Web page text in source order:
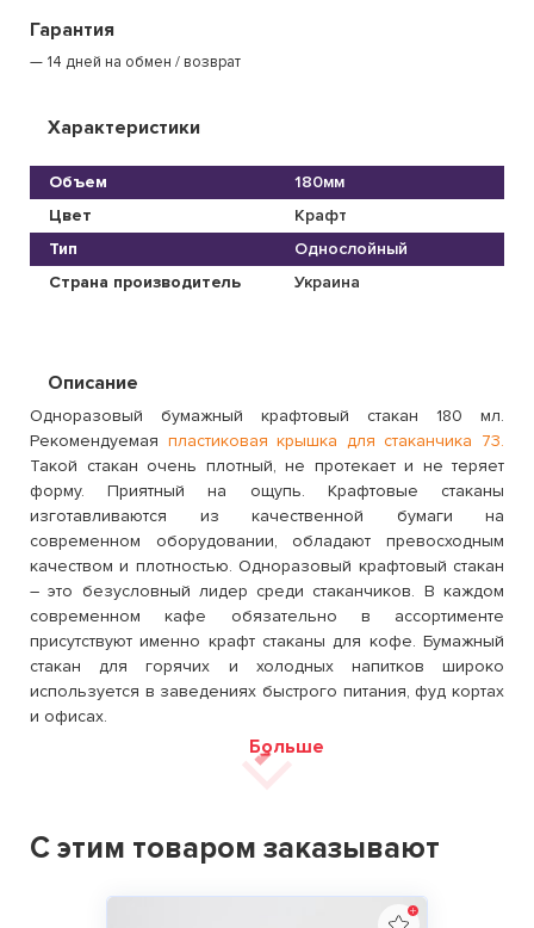
Гарантия
14 дней на обмен / возврат
Характеристики
Объем
180мм
Цвет
Крафт
Тип
Однослойный
Страна производитель
Украина
Описание
Одноразовый бумажный крафтовый стакан 180 мл.
Рекомендуемая пластиковая крышка для стаканчика 73.
Такой стакан очень плотный, не протекает и не теряет
форму. Приятный на ощупь. Крафтовые стаканы
изготавливаются из качественной бумаги на
современном оборудовании, обладают превосходным
качеством и плотностью. Одноразовый крафтовый стакан
– это безусловный лидер среди стаканчиков. В каждом
современном кафе обязательно в ассортименте
присутствуют именно крафт стаканы для кофе. Бумажный
стакан для горячих и холодных напитков широко
используется в заведениях быстрого питания, фуд кортах
и ​​офисах.
Больше
С этим товаром заказывают